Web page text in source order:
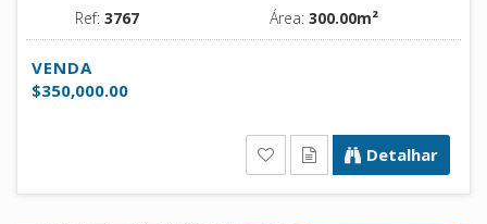
Ref: 3767 Área: 300.00m²
VENDA
$350,000.00
Detalhar